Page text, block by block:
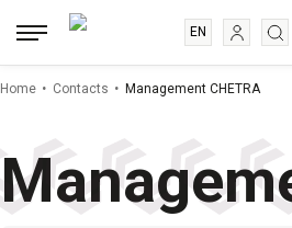
EN
ES
Home . Contacts . Management CHETRA